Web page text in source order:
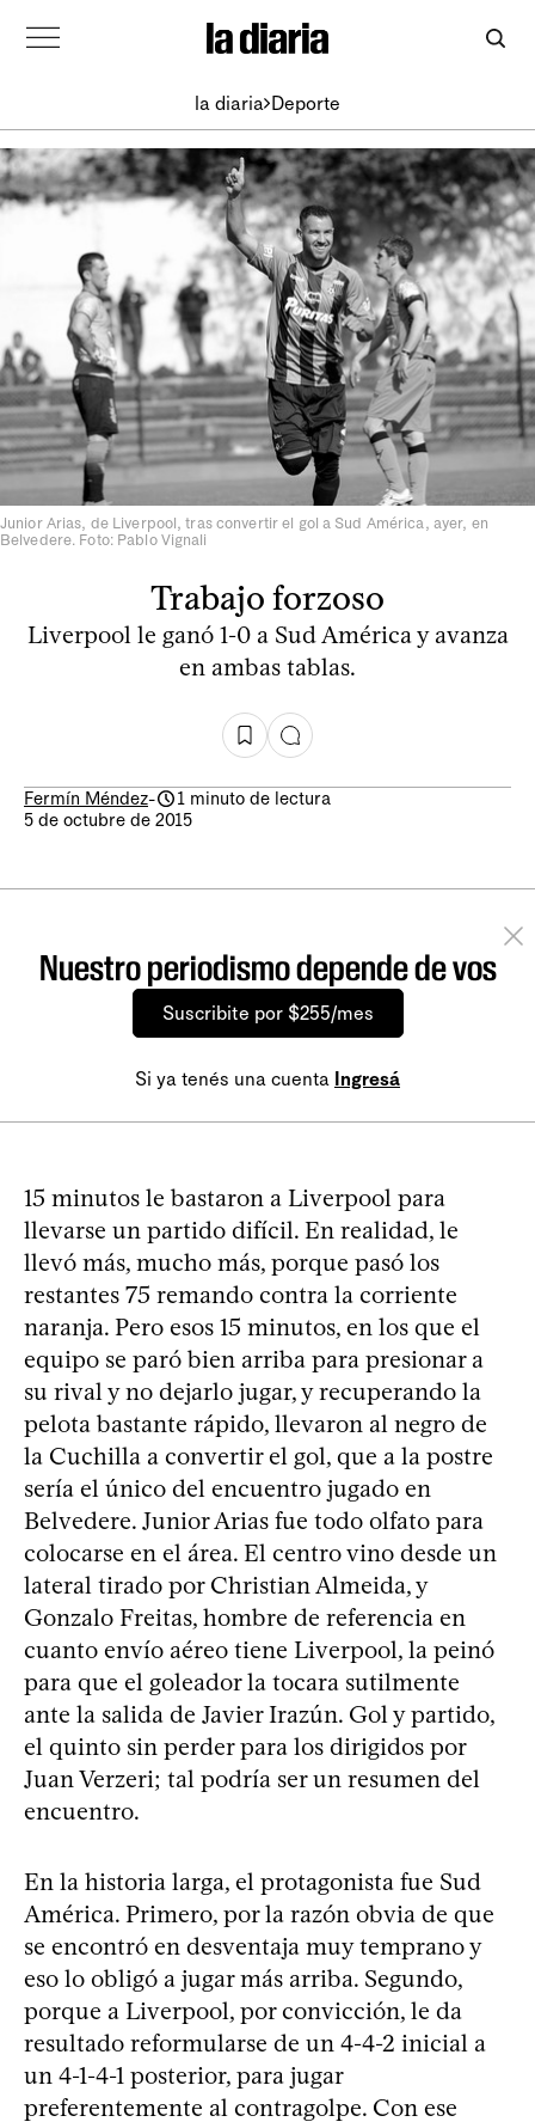
la diaria Deporte
Junior Arias, de Liverpool, tras convertir el gol a Sud América, ayer, en
Belvedere. Foto: Pablo Vignali
Trabajo forzoso
Liverpool le ganó 1-0 a Sud América y avanza
en ambas tablas.
Fermín Méndez-
1 minuto de lectura
5 de octubre de 2015
Nuestro periodismo depende de vos
Suscribite por $255/mes
Si ya tenés una cuenta Ingresá
15 minutos le bastaron a Liverpool para
llevarse un partido difícil. En realidad, le
llevó más, mucho más, porque pasó los
restantes 75 remando contra la corriente
naranja. Pero esos 15 minutos, en los que el
equipo se paró bien arriba para presionar a
su rival y no dejarlo jugar, y recuperando la
pelota bastante rápido, llevaron al negro de
la Cuchilla a convertir el gol, que a la postre
sería el único del encuentro jugado en
Belvedere. Junior Arias fue todo olfato para
colocarse en el área. El centro vino desde un
lateral tirado por Christian Almeida, y
Gonzalo Freitas, hombre de referencia en
cuanto envío aéreo tiene Liverpool, la peinó
para que el goleador la tocara sutilmente
ante la salida de Javier Irazún. Gol y partido,
el quinto sin perder para los dirigidos por
Juan Verzeri; tal podría ser un resumen del
encuentro.
En la historia larga, el protagonista fue Sud
América. Primero, por la razón obvia de que
se encontró en desventaja muy temprano y
eso lo obligó a jugar más arriba. Segundo,
porque a Liverpool, por convicción, le da
resultado reformularse de un 4-4-2 inicial a
un 4-1-4-1 posterior, para jugar
preferentemente al contragolpe. Con ese